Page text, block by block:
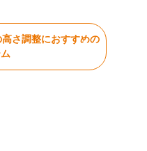
さ調整におすすめの